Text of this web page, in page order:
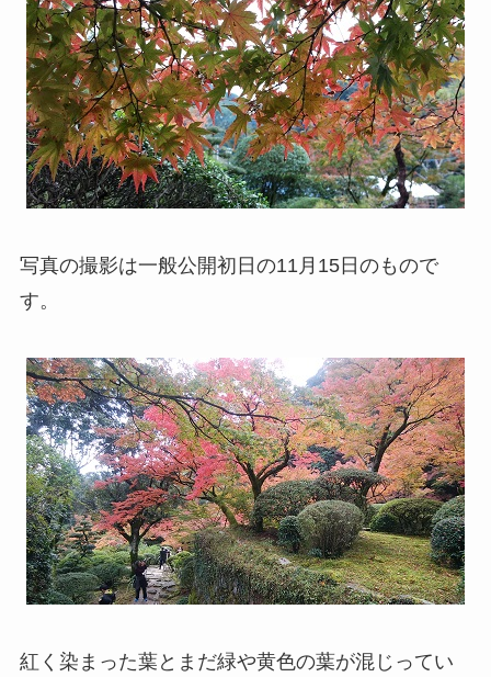
写真の撮影は一般公開初日の11月15日のもので
す。
紅く染まった葉とまだ緑や黄色の葉が混じってい